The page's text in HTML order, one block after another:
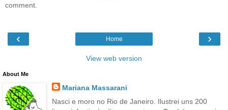
comment.
‹ ›
Home
View web version
About Me
Mariana Massarani
Nasci e moro no Rio de Janeiro. Ilustrei uns 200